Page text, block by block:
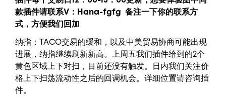
款插件请联系V： Hana-fgfg 备注一下你的联系方
式，方便我们回加
纳指：TACO交易的缓和，以及中美贸易协商可能出现
进展，纳指继续刷新新高。上周五我们插件给到的2个
黄色区域上下对扫，目前还没有触发。日内我们关注价
格上下扫荡流动性之后的回调机会。详细位置请咨询插
件。